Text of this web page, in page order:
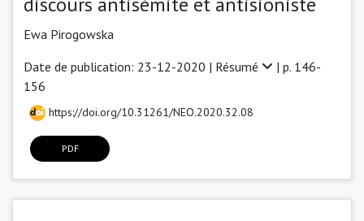
Ewa Pirogowska
Date de publication: 23-12-2020 | Résumé
| p. 146-
156
https://doi.org/10.31261/NEO.2020.32.08
PDF